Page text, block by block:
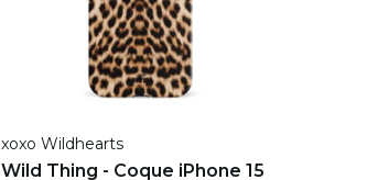
xoxo Wildhearts
Wild Thing - Coque iPhone 15